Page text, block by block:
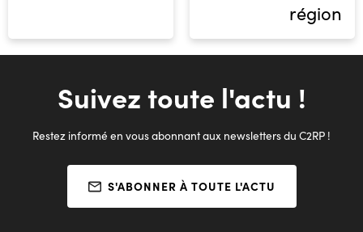
région
Suivez toute l'actu !
Restez informé en vous abonnant aux newsletters du C2RP !
S'ABONNER À TOUTE L'ACTU